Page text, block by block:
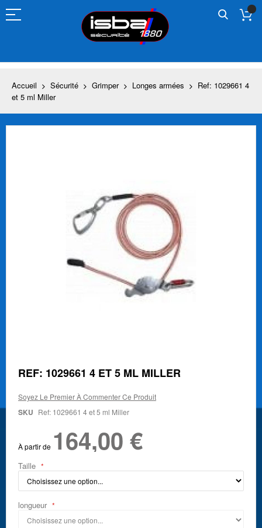
au
contenu
Accueil Sécurité Grimper Longes armées
Ref: 1029661 4
et 5 ml Miller
Skip
to
beginning
of
REF: 1029661 4 ET 5 ML MILLER
Soyez Le Premier À Commenter Ce Produit
SKU Ref: 1029661 4 et 5 ml Miller
À partir de 164,00 €
Taille
longueur